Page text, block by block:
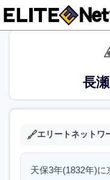
長
エリートネットワ
天保3年(1832年)